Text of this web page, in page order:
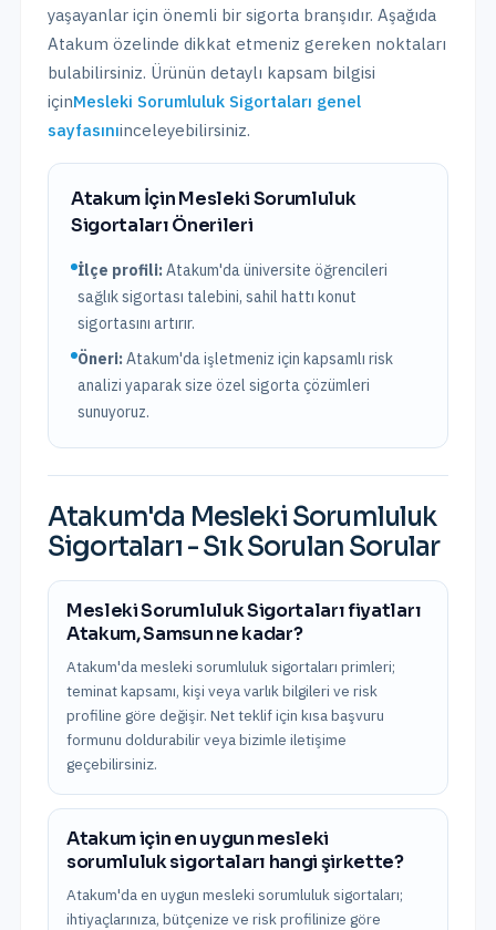
yaşayanlar için önemli bir sigorta branşıdır. Aşağıda
Atakum özelinde dikkat etmeniz gereken noktaları
bulabilirsiniz. Ürünün detaylı kapsam bilgisi
içinMesleki Sorumluluk Sigortaları genel
sayfasınıinceleyebilirsiniz.
AtakumİçinMesleki Sorumluluk
SigortalarıÖnerileri
İlçe profili:Atakum'da üniversite öğrencileri
sağlık sigortası talebini, sahil hattı konut
sigortasını artırır.
Öneri:Atakum'da işletmeniz için kapsamlı risk
analizi yaparak size özel sigorta çözümleri
sunuyoruz.
Atakum'da Mesleki Sorumluluk
Sigortaları - Sık Sorulan Sorular
Mesleki Sorumluluk Sigortaları fiyatları
Atakum, Samsun ne kadar?
Atakum'da mesleki sorumluluk sigortaları primleri;
teminat kapsamı, kişi veya varlık bilgileri ve risk
profiline göre değişir. Net teklif için kısa başvuru
formunu doldurabilir veya bizimle iletişime
geçebilirsiniz.
Atakum için en uygun mesleki
sorumluluk sigortaları hangi şirkette?
Atakum'da en uygun mesleki sorumluluk sigortaları;
ihtiyaçlarınıza, bütçenize ve risk profilinize göre